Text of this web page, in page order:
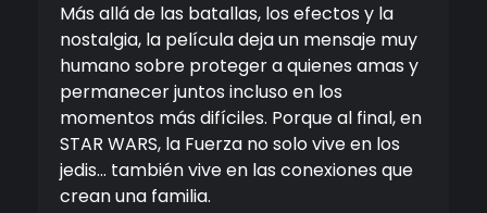
Más allá de las batallas, los efectos y la
nostalgia, la película deja un mensaje muy
humano sobre proteger a quienes amas y
permanecer juntos incluso en los
momentos más difíciles. Porque al final, en
STAR WARS, la Fuerza no solo vive en los
jedis… también vive en las conexiones que
crean una familia.